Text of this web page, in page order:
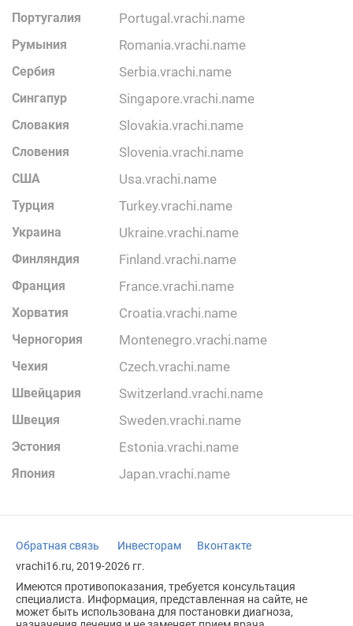
Португалия portugal.vrachi.name
Румыния romania.vrachi.name
Сербия serbia.vrachi.name
Сингапур singapore.vrachi.name
Словакия slovakia.vrachi.name
Словения slovenia.vrachi.name
США usa.vrachi.name
Турция turkey.vrachi.name
Украина ukraine.vrachi.name
Финляндия finland.vrachi.name
Франция france.vrachi.name
Хорватия croatia.vrachi.name
Черногория montenegro.vrachi.name
Чехия czech.vrachi.name
Швейцария switzerland.vrachi.name
Швеция sweden.vrachi.name
Эстония estonia.vrachi.name
Япония japan.vrachi.name
Обратная связь Инвесторам
Вконтакте
vrachi16.ru, 2019-2026 гг.
Имеются противопоказания, требуется консультация
специалиста. Информация, представленная на сайте, не
может быть использована для постановки диагноза,